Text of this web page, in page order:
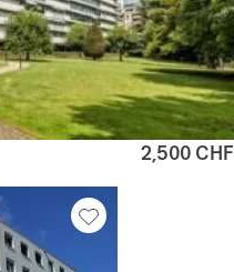
2,500 CHF